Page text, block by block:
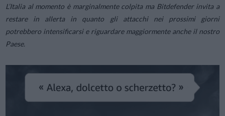
L’Italia al momento è marginalmente colpita ma Bitdefender invita a
restare in allerta in quanto gli attacchi nei prossimi giorni
potrebbero intensificarsi e riguardare maggiormente anche il nostro
Paese.